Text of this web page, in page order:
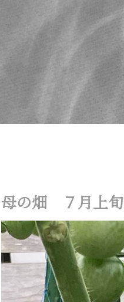
母の畑 ７月上旬